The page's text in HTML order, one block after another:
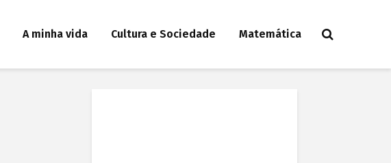
A minha vida Cultura e Sociedade Matemática